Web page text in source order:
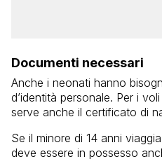
Documenti necessari
Anche i neonati hanno
d’identità personale. Per i
serve anche il certificato di
Se il minore di 14 anni
deve essere in possesso